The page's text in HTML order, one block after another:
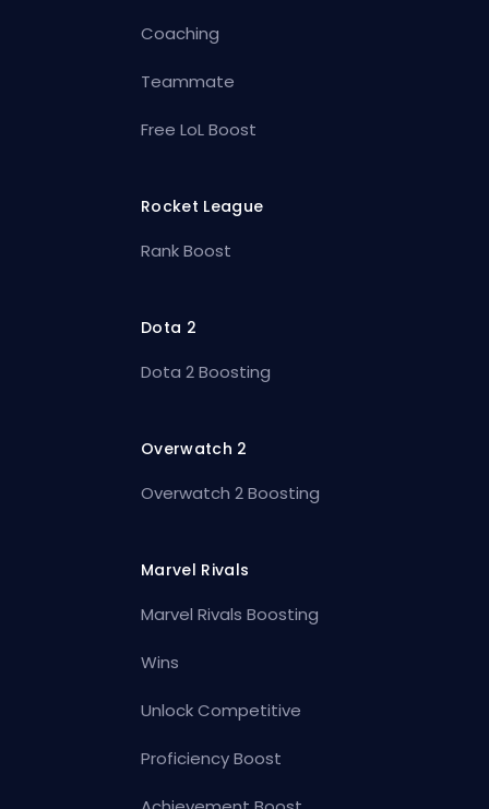
Coaching
Teammate
Free LoL Boost
Rocket League
Rank Boost
Dota 2
Dota 2 Boosting
Overwatch 2
Overwatch 2 Boosting
Marvel Rivals
Marvel Rivals Boosting
Wins
Unlock Competitive
Proficiency Boost